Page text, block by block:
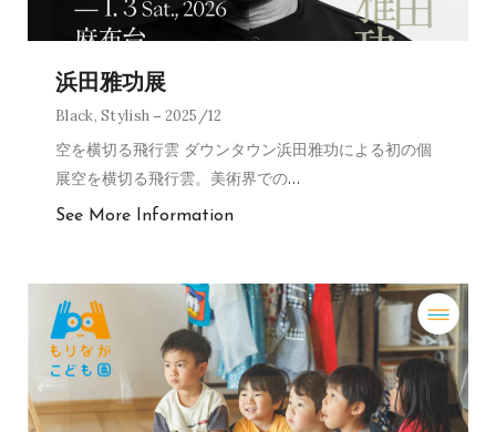
浜田雅功展
Black,Stylish 2025/12
空を横切る飛行雲 ダウンタウン浜田雅功による初の個
展空を横切る飛行雲。美術界での…
See More Information